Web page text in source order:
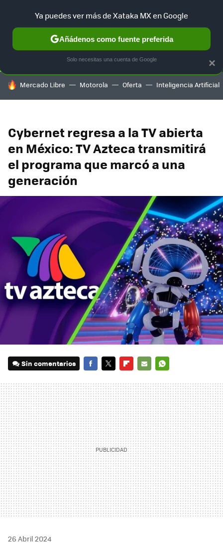
SELECCIÓN GAMING HOME AUTO TERRITORIO
HOY SE HABLA DE
Mercado Libre Motorola Oferta Inteligencia Artificial
Cybernet regresa a la TV abierta
en México: TV Azteca transmitirá
el programa que marcó a una
generación
Sin comentarios
MAIL
26 Abril 2024
×
Ya puedes ver más de Xataka MX en Google
Añádenos como fuente preferida
Solo necesitas una cuenta de Google